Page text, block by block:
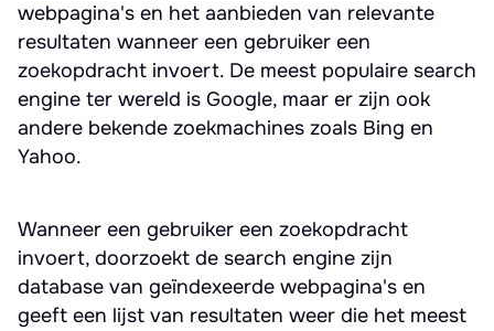
webpagina's en het aanbieden van relevante
resultaten wanneer een gebruiker een
zoekopdracht invoert. De meest populaire search
engine ter wereld is Google, maar er zijn ook
andere bekende zoekmachines zoals Bing en
Yahoo.
Wanneer een gebruiker een zoekopdracht
invoert, doorzoekt de search engine zijn
database van geïndexeerde webpagina's en
geeft een lijst van resultaten weer die het meest